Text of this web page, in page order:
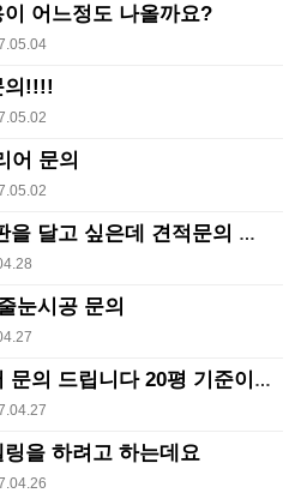
어느정도 나올까요?
의!!!!
어 문의
고 싶은데 견적문의 드립니다
눈시공 문의
의 드립니다 20평 기준이요
을 하려고 하는데요